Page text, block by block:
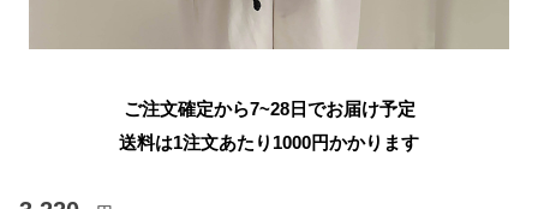
ご注文確定から7~28日でお届け予定
送料は1注文あたり 1000円かかります